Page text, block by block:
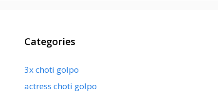
Categories
3x choti golpo
actress choti golpo